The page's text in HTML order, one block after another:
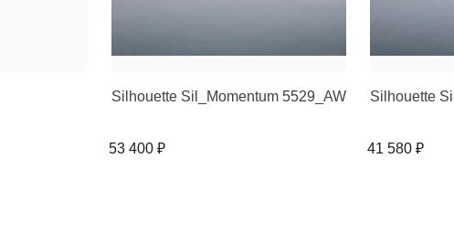
Silhouette Sil_Momentum 5529_AW
53 400 ₽
Silhouette
41 580 ₽